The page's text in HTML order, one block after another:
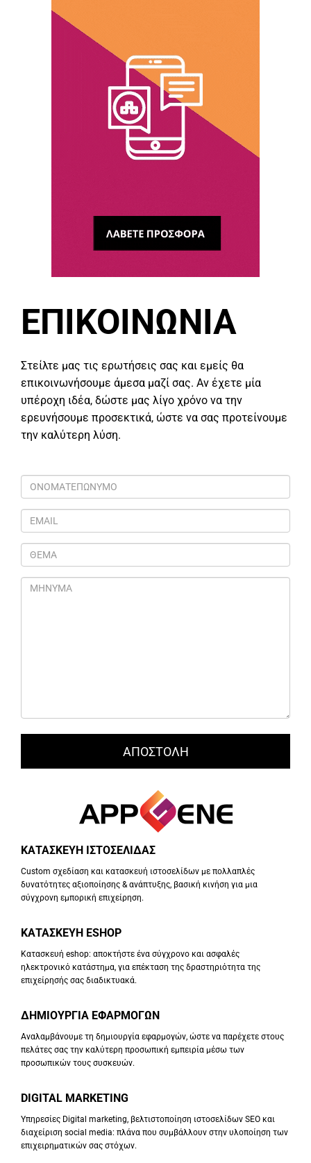
ΕΠΙΚΟΙΝΩΝΙΑ
Στείλτε μας τις ερωτήσεις σας και εμείς θα
επικοινωνήσουμε άμεσα μαζί σας. Αν έχετε μία
υπέροχη ιδέα, δώστε μας λίγο χρόνο να την
ερευνήσουμε προσεκτικά, ώστε να σας προτείνουμε
την καλύτερη λύση.
ΚΑΤΑΣΚΕΥΗ ΙΣΤΟΣΕΛΙΔΑΣ
Custom σχεδίαση και κατασκευή ιστοσελίδων με πολλαπλές
δυνατότητες αξιοποίησης & ανάπτυξης, βασική κινήση για μια
σύγχρονη εμπορική επιχείρηση.
ΚΑΤΑΣΚΕΥΗ ESHOP
Κατασκευή eshop: αποκτήστε ένα σύγχρονο και ασφαλές
ηλεκτρονικό κατάστημα, για επέκταση της δραστηριότητα της
επιχείρησής σας διαδικτυακά.
ΔΗΜΙΟΥΡΓΙΑ ΕΦΑΡΜΟΓΩΝ
Αναλαμβάνουμε τη δημιουργία εφαρμογών, ώστε να παρέχετε στους
πελάτες σας την καλύτερη προσωπική εμπειρία μέσω των
προσωπικών τους συσκευών.
DIGITAL MARKETING
Υπηρεσίες Digital marketing, βελτιστοποίηση ιστοσελίδων SEO και
διαχείριση social media: πλάνα που συμβάλλουν στην υλοποίηση των
επιχειρηματικών σας στόχων.